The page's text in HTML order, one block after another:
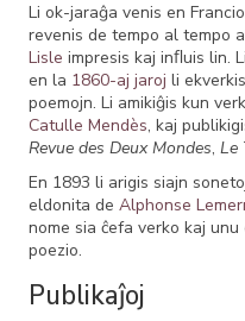
Li ok-jaraĝa venis en
revenis de tempo al tempo
Lisle impresis kaj inﬂuis lin.
en la 1860-aj jaroj li ekverkis
poemojn. Li amikiĝis kun
Catulle Mendès, kaj
Revue des Deux Mondes, Le
En 1893 li arigis siajn
eldonita de Alphonse
nome sia ĉefa verko kaj
poezio.
Publikaĵoj